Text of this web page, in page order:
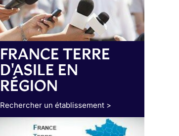
FRANCE TERRE
D'ASILE EN
RÉGION
Rechercher un établissement >